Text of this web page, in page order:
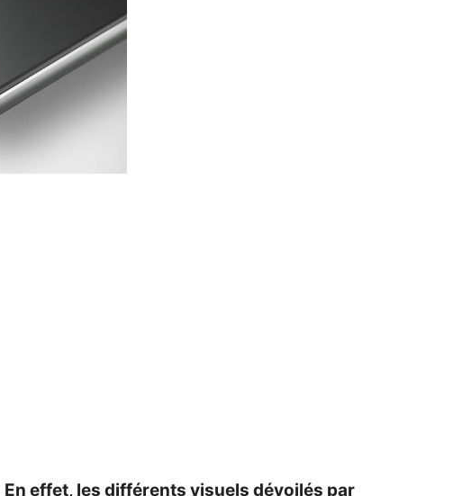
En effet, les différents visuels dévoilés par